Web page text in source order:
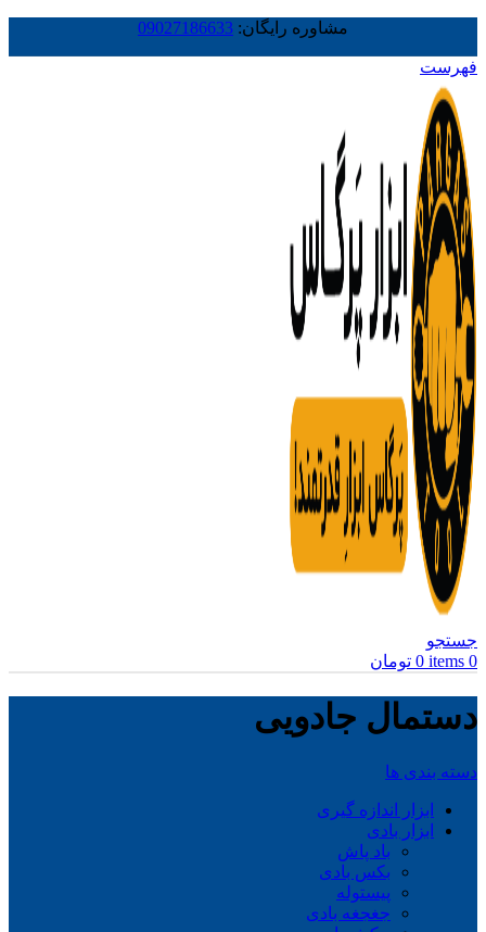
مشاوره رایگان: 09027186633
فهرست
جستجو
0
items
0 تومان
دستمال جادویی
دسته بندی ها
ابزار اندازه گیری
ابزار بادی
باد پاش
بکس بادی
پیستوله
جغجغه بادی